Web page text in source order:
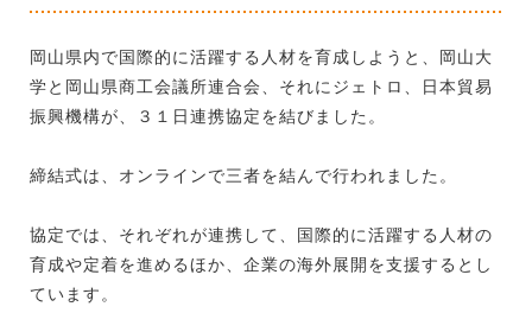
岡山県内で国際的に活躍する人材を育成しようと、岡山大
学と岡山県商工会議所連合会、それにジェトロ、日本貿易
振興機構が、３１日連携協定を結びました。
締結式は、オンラインで三者を結んで行われました。
協定では、それぞれが連携して、国際的に活躍する人材の
育成や定着を進めるほか、企業の海外展開を支援するとし
ています。